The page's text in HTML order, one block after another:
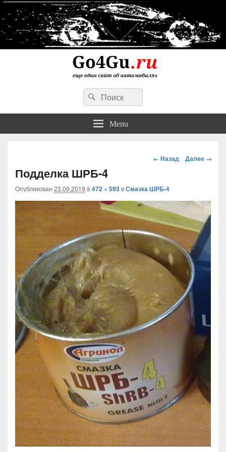
Go4Gu.ru сайт об автомобилях
личный опыт недорогого, простого и надежного ремонта авто
Search
for:
Search
Menu
Навигация
← Назад Далее →
Подделка ШРБ-4
Опубликован 23.09.2019 à 472 × 593вСмазка ШРБ-4